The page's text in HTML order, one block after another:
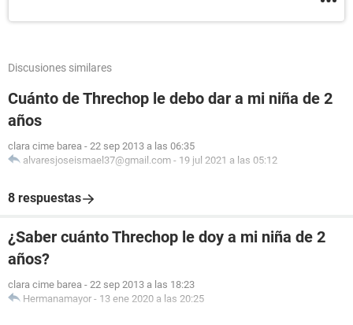
Discusiones similares
Cuánto de Threchop le debo dar a mi niña de 2
años
clara cime barea - 22 sep 2013 a las 06:35
alvaresjoseismael37@gmail.com - 19 jul 2021 a las 05:12
8 respuestas
¿Saber cuánto Threchop le doy a mi niña de 2
años?
clara cime barea - 22 sep 2013 a las 18:23
Hermanamayor - 13 ene 2020 a las 20:25